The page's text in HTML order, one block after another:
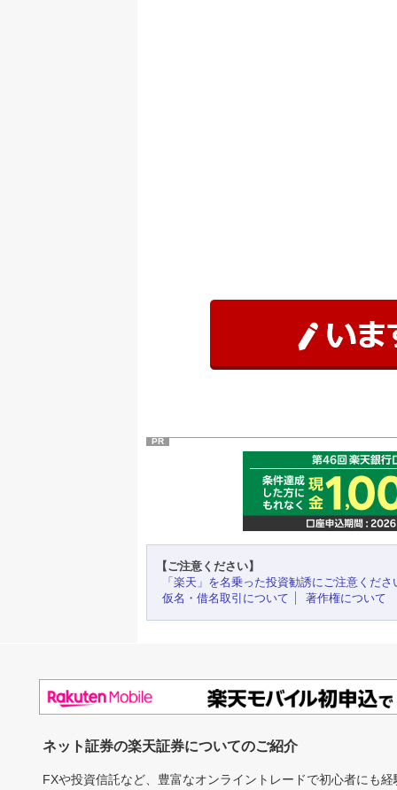
PR
【ご注意ください】
「楽天」を名乗った投資勧誘にご注意くださ
仮名・借名取引について
著作権について
ネット証券の楽天証券についてのご紹介
FXや投資信託など、豊富なオンライントレードで初心者にも